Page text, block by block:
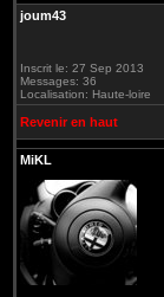
joum43
Inscrit le: 27 Sep 2013
Messages: 36
Localisation: Haute-loire
Revenir en haut
MiKL